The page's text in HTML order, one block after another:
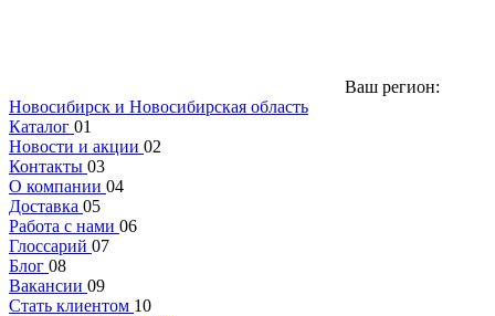
Ваш регион:
Новосибирск и Новосибирская область
Каталог 01
Новости и акции 02
Контакты 03
О компании 04
Доставка 05
Работа с нами 06
Глоссарий 07
Блог 08
Вакансии 09
Стать клиентом 10